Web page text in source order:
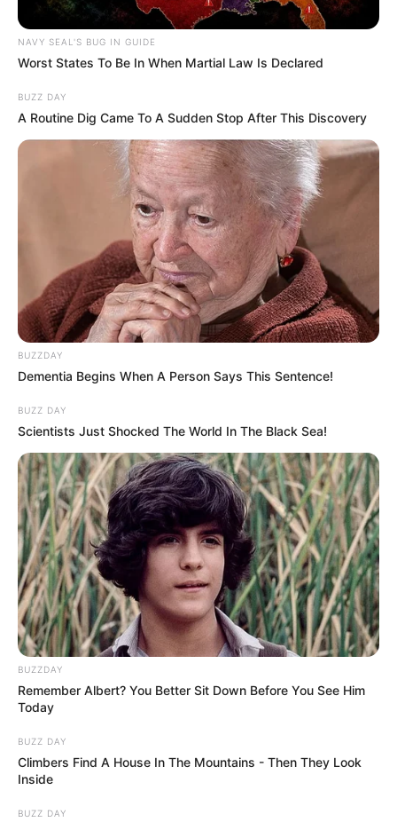
NAVY SEAL'S BUG IN GUIDE
Worst States To Be In When Martial Law Is Declared
BUZZ DAY
A Routine Dig Came To A Sudden Stop After This Discovery
BUZZDAY
Dementia Begins When A Person Says This Sentence!
BUZZ DAY
Scientists Just Shocked The World In The Black Sea!
BUZZDAY
Remember Albert? You Better Sit Down Before You See Him
Today
BUZZ DAY
Climbers Find A House In The Mountains - Then They Look
Inside
BUZZ DAY